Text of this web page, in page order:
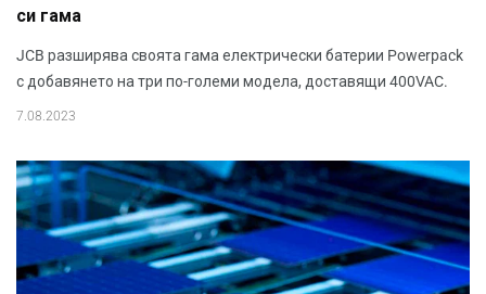
си гама
JCB разширява своята гама електрически батерии Powerpack
с добавянето на три по-големи модела, доставящи 400VAC.
7.08.2023